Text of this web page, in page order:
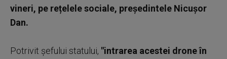
vineri, pe rețelele sociale, preşedintele Nicuşor
Dan.
Potrivit şefului statului, "intrarea acestei drone în